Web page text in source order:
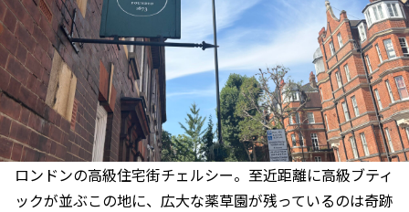
ロンドンの高級住宅街チェルシー。至近距離に高級ブティ
ックが並ぶこの地に、広大な薬草園が残っているのは奇跡